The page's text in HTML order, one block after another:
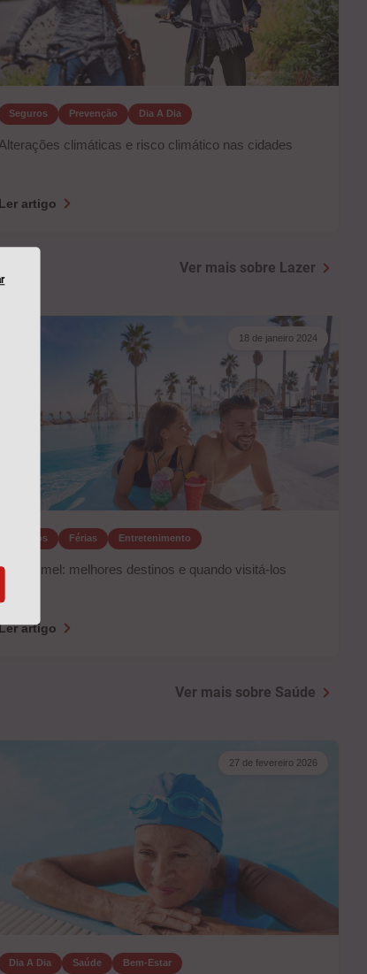
Seguros Prevenção Dia A Dia
Alterações climáticas e risco climático nas cidades
Ler artigo
Ver mais sobre Lazer
18 de janeiro 2024
Seguros Férias Entretenimento
de mel: melhores destinos e quando visitá-los
artigo
Ver mais sobre Saúde
27 de fevereiro 2026
Dia A Dia Saúde Bem-Estar